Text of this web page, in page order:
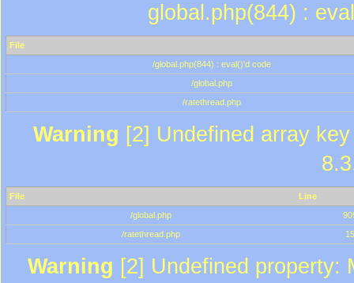
global.php(844) :
File
/global.php(844) : eval()'d code
/global.php
/ratethread.php
Warning [2] Undefined array
File
Line
/global.php
/ratethread.php
15
Warning [2] Undefined property: